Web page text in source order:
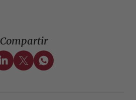
Compartir